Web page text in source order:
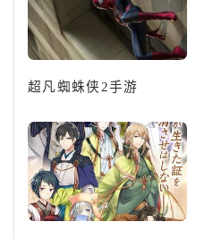
超凡蜘蛛侠2手游